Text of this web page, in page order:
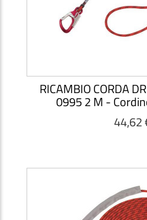
RICAMBIO CORDA
0995 2 M -
44,62